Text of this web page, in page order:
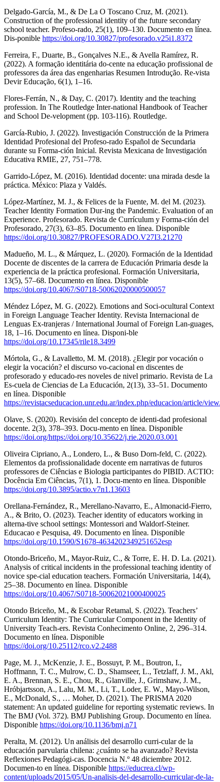
Delgado-García, M., & De La O Toscano Cruz, M. (2021).
Construction of the professional identity of the future secondary
school teacher. Profeso-rado, 25(1), 109–130. Documento en línea.
Dis-ponible https://doi.org/10.30827/profesorado.v25i1.8372
Ferreira, F., Duarte, B., Gonçalves N.E., & Avella Ramírez, R.
(2022). A formação identitária do-cente na educação profissional de
professores da área das engenharias Resumen Introdução. Re-vista
Devir Educação, 6(1), 1–16.
Flores-Ferrán, N., & Day, C. (2017). Identity and the teaching
profession. In The Routledge Inter-national Handbook of Teacher
and School De-velopment (pp. 103-116). Routledge.
García-Rubio, J. (2022). Investigación Construcción de la Primera
Identidad Profesional del Profeso-rado Español de Secundaria
durante su Forma-ción Inicial. Revista Mexicana de Investigación
Educativa RMIE, 27, 751–778.
Garrido-López, M. (2016). Identidad docente: una mirada desde la
práctica. México: Plaza y Valdés.
López-Martínez, M. J., & Felices de la Fuente, M. del M. (2023).
Teacher Identity Formation Dur-ing the Pandemic. Evaluation of an
Experience. Profesorado. Revista de Currículum y Forma-ción del
Profesorado, 27(3), 63–85. Documento en línea. Disponible
https://doi.org/10.30827/PROFESORADO.V27I3.21270
Madueño, M. L., & Márquez, L. (2020). Formación de la Identidad
Docente de discentes de la carrera de Educación Primaria desde la
experiencia de la práctica profesional. Formación Universitaria,
13(5), 57–68. Documento en línea. Disponible
https://doi.org/10.4067/S0718-50062020000500057
Méndez López, M. G. (2022). Emotions and Soci-ocultural Context
in Foreign Language Teacher Identity. Revista Internacional de
Lenguas Ex-tranjeras / International Journal of Foreign Lan-guages,
18, 1–16. Documento en línea. Disponi-ble
https://doi.org/10.17345/rile18.3499
Mórtola, G., & Lavalletto, M. M. (2018). ¿Elegir por vocación o
elegir la vocación? el discurso vo-cacional en discentes de
profesorado y educado-res noveles de nivel primario. Revista de La
Es-cuela de Ciencias de La Educación, 2(13), 33–51. Documento
en línea. Disponible
https://revistacseducacion.unr.edu.ar/index.php/educacion/article/
Olave, S. (2020). Revisión del concepto de identi-dad profesional
docente. 2(3), 378–393. Docu-mento en línea. Disponible
https://doi.org/https://doi.org/10.35622/j.rie.2020.03.001
Oliveira Cipriano, A., Londero, L., & Buso Dorn-feld, C. (2022).
Elementos da profissionalidade docente em narrativas de futuros
professores de Ciências e Biologia participantes do PIBID. ACTIO:
Docência Em Ciências, 7(1), 1. Docu-mento en línea. Disponible
https://doi.org/10.3895/actio.v7n1.13603
Orellana-Fernández, R., Merellano-Navarro, E., Almonacid-Fierro,
A., & Brito, O. (2023). Teacher identity of educators working in
alterna-tive school settings: Montessori and Waldorf-Steiner.
Educacao e Pesquisa, 49. Documento en línea. Disponible
https://doi.org/10.1590/S1678-4634202349251652esp
Otondo-Briceño, M., Mayor-Ruiz, C., & Torre, E. H. D. La. (2021).
Analysis of critical incidents in the professional teaching identity of
novice spe-cial education teachers. Formación Universitaria, 14(4),
25–38. Documento en línea. Disponible
https://doi.org/10.4067/S0718-50062021000400025
Otondo Briceño, M., & Escobar Retamal, S. (2022). Teachers’
Curriculum Identity: The Curricular Component in the Identity of
University Teach-ers. Revista Conhecimento Online, 2, 296–314.
Documento en línea. Disponible
https://doi.org/10.25112/rco.v2.2488
Page, M. J., McKenzie, J. E., Bossuyt, P. M., Boutron, I.,
Hoffmann, T. C., Mulrow, C. D., Shamseer, L., Tetzlaff, J. M., Akl,
E. A., Brennan, S. E., Chou, R., Glanville, J., Grimshaw, J. M.,
Hróbjartsson, A., Lalu, M. M., Li, T., Loder, E. W., Mayo-Wilson,
E., McDonald, S., … Moher, D. (2021). The PRISMA 2020
statement: An updated guideline for reporting systematic reviews. In
The BMJ (Vol. 372). BMJ Publishing Group. Documento en línea.
Disponible https://doi.org/10.1136/bmj.n71
Peralta, M. (2012). Un análisis del desarrollo curri-cular de la
educación parvularia chilena: ¿cuánto se ha avanzado? Revista
Reflexiones Pedagógi-cas. Docencia N.º 48 diciembre 2012.
Documen-to en línea. Disponible https://educrea.cl/wp-
content/uploads/2015/05/Un-analisis-del-desarrollo-curricular-de-la-